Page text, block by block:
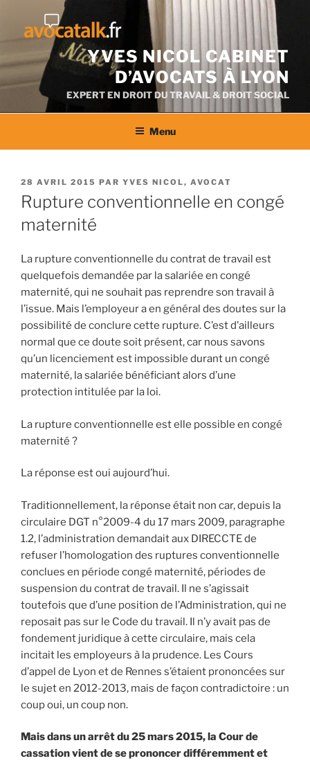
contenu
YVES NICOL CABINET
D’AVOCATS À LYON
EXPERT EN DROIT DU TRAVAIL & DROIT SOCIAL
Menu
PUBLIÉ
LE
28 AVRIL 2015 PAR YVES NICOL, AVOCAT
Rupture conventionnelle en congé
maternité
La rupture conventionnelle du contrat de travail est
quelquefois demandée par la salariée en congé
maternité, qui ne souhait pas reprendre son travail à
l’issue. Mais l’employeur a en général des doutes sur la
possibilité de conclure cette rupture. C’est d’ailleurs
normal que ce doute soit présent, car nous savons
qu’un licenciement est impossible durant un congé
maternité, la salariée bénéficiant alors d’une
protection intitulée par la loi.
La rupture conventionnelle est elle possible en congé
maternité ?
La réponse est oui aujourd’hui.
Traditionnellement, la réponse était non car, depuis la
circulaire DGT n°2009-4 du 17 mars 2009, paragraphe
1.2, l’administration demandait aux DIRECCTE de
refuser l’homologation des ruptures conventionnelle
conclues en période congé maternité, périodes de
suspension du contrat de travail. Il ne s’agissait
toutefois que d’une position de l’Administration, qui ne
reposait pas sur le Code du travail. Il n’y avait pas de
fondement juridique à cette circulaire, mais cela
incitait les employeurs à la prudence. Les Cours
d’appel de Lyon et de Rennes s’étaient prononcées sur
le sujet en 2012-2013, mais de façon contradictoire : un
coup oui, un coup non.
Mais dans un arrêt du 25 mars 2015, la Cour de
cassation vient de se prononcer différemment et